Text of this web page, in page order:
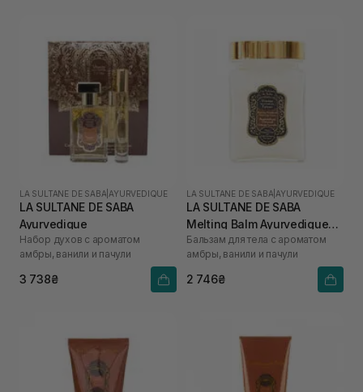
LA SULTANE DE SABA AYURVEDIQUE
LA SULTANE DE SABA
Ayurvedique
Набор духов с ароматом
амбры, ванили и пачули
3 738₴
LA SULTANE DE SABA AYURVEDIQUE
LA SULTANE DE SABA
Melting Balm Ayurvedique
300 мл
Бальзам для тела с ароматом
амбры, ванили и пачули
2 746₴